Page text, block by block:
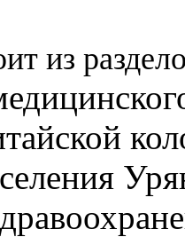
из